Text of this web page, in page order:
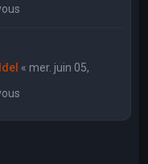
« mer. juin 05,